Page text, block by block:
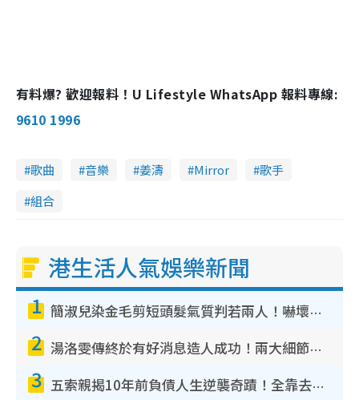
有料爆? 歡迎報料！U Lifestyle WhatsApp 報料專線:
9610 1996
歌曲 音樂 姜濤 Mirror
歌手
組合
港生活人氣娛樂新聞
1 簡淑兒染金毛剪短頭髮氣質判若兩人！嚇壞老公麥大力都認唔出：「你做咩事？」
2 湯洛雯傳終於有好消息造人成功！兩大細節曝孕味極濃惹猜測：大肚婆先會咁！
3 五索親揭10年前負債人生逆襲奇蹟！全靠去一地方轉運後即遇上馬先生